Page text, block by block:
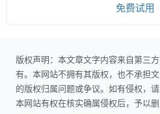
免费试用
版权声明：本文章文字内容来自第三
有。本网站不拥有其版权，也不承担
的版权归属问题或争议。如有侵权，请
本网站有权在核实确属侵权后，予以删